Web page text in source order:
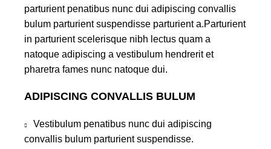
parturient penatibus nunc dui adipiscing convallis
bulum parturient suspendisse parturient a.Parturient
in parturient scelerisque nibh lectus quam a
natoque adipiscing a vestibulum hendrerit et
pharetra fames nunc natoque dui.
ADIPISCING CONVALLIS BULUM
Vestibulum penatibus nunc dui adipiscing
convallis bulum parturient suspendisse.